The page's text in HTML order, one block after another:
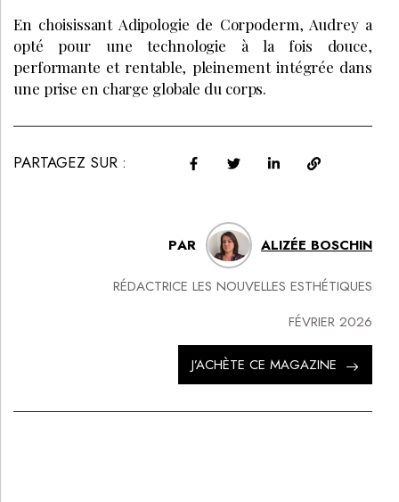
En choisissant Adipologie de Corpoderm, Audrey a
opté pour une technologie à la fois douce,
performante et rentable, pleinement intégrée dans
une prise en charge globale du corps.
PARTAGEZ SUR :
PAR ALIZÉE BOSCHIN
RÉDACTRICE LES NOUVELLES ESTHÉTIQUES
FÉVRIER 2026
J’ACHÈTE CE MAGAZINE